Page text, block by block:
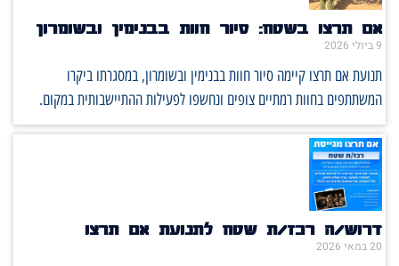
אם תרצו בשטח: סיור חוות בבנימין ובשומרון
9 ביולי 2026
תנועת אם תרצו קיימה סיור חוות בבנימין ובשומרון, במסגרתו ביקרו
המשתתפים בחוות רמתיים צופים ונחשפו לפעילות ההתיישבותית במקום.
דרוש/ה רכז/ת שטח לתנועת אם תרצו
20 במאי 2026